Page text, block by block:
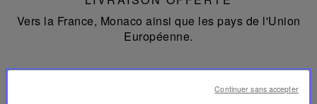
Vers la France, Monaco ainsi que les pays de l'Union
Européenne.
Continuer sans accepter